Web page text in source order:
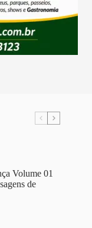
Volume 01
de